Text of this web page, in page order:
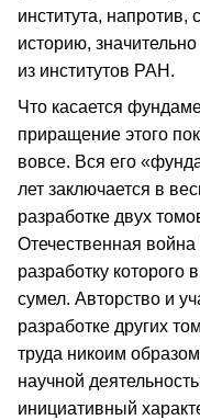
института,
историю,
из институтов РАН.
Что касается
приращение этого
вовсе. Вся его
лет заключается в
разработке двух
Отечественная война
разработку
сумел. Авторство и
разработке других
труда никоим
научной
инициативный